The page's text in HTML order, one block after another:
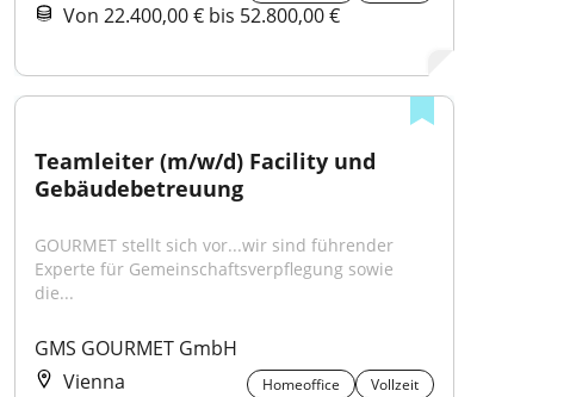
Von 22.400,00 € bis 52.800,00 €
Teamleiter (m/w/d) Facility und
Gebäudebetreuung
GOURMET stellt sich vor...wir sind führender
Experte für Gemeinschaftsverpflegung sowie
die...
GMS GOURMET GmbH
Vienna
Homeoffice Vollzeit